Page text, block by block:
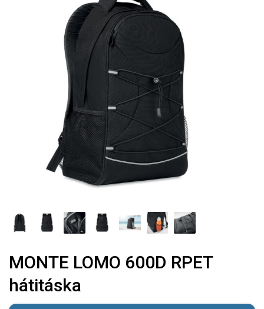
MONTE LOMO 600D RPET
hátitáska